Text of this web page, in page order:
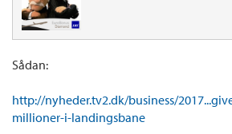
Sådan:
http://nyheder.tv2.dk/business/
millioner-i-landingsbane